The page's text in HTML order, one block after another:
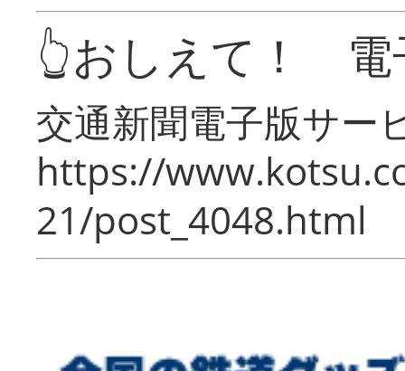
👆おしえて！ 電
交通新聞電子版サー
https://
21/post_4048.html